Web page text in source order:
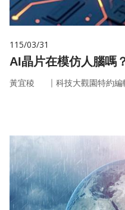
115/03/31
AI晶片在模仿人腦嗎
黃宜稜 ｜ 科技大觀園特約編